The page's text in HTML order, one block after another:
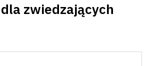
zwiedzających